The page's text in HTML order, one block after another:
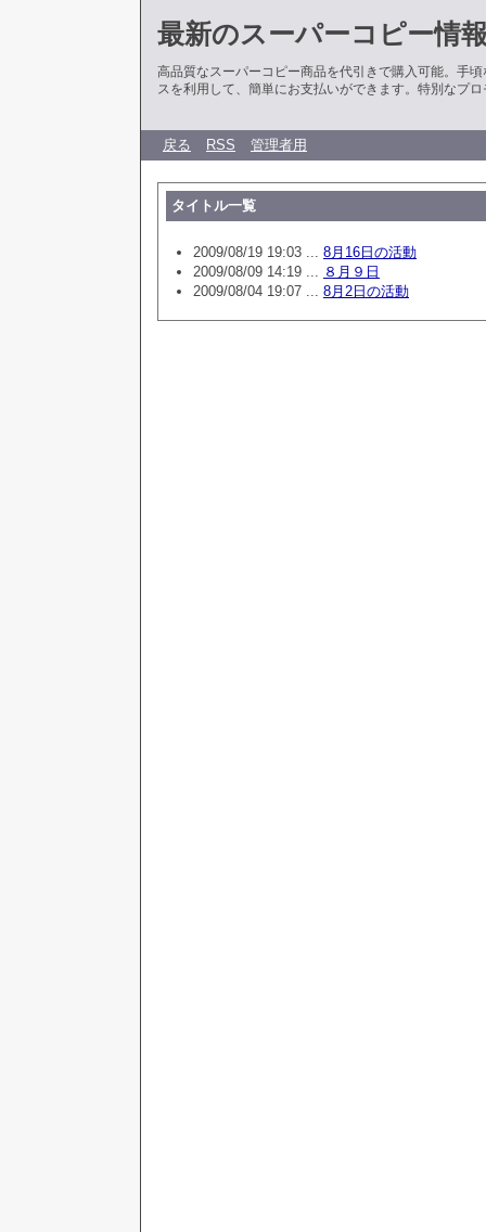
最新のスーパーコピー情
高品質なスーパーコピー商品を代引きで購入可能。手
スを利用して、簡単にお支払いができます。特別なプ
戻る RSS 管理者用
タイトル一覧
2009/08/19 19:03 ... 8月16日の活動
2009/08/09 14:19 ... ８月９日
2009/08/04 19:07 ... 8月2日の活動